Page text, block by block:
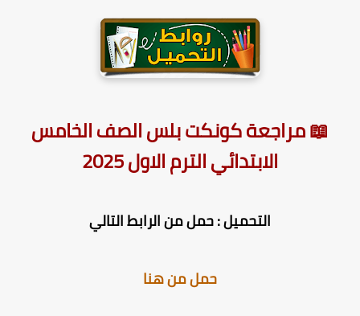
📖 مراجعة كونكت بلس الصف الخامس
الابتدائي الترم الاول 2025
التحميل : حمل من الرابط التالي
حمل من هنا